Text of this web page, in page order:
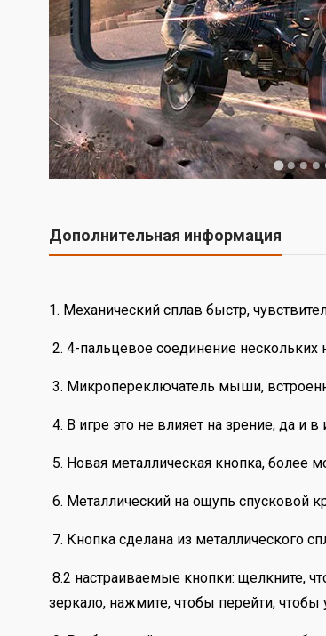
Дополнительная информация
1. Механический сплав быстр,
2. 4-пальцевое соединение
3. Микропереключатель мыши,
4. В игре это не влияет на зрение, да и
5. Новая металлическая кнопка, более
6. Металлический на ощупь спусковой
7. Кнопка сделана из металлического
8.2 настраиваемые кнопки: щелкните,
зеркало, нажмите, чтобы перейти,